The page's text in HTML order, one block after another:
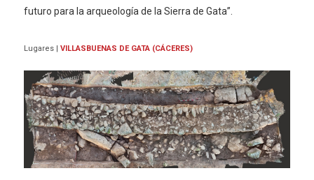
futuro para la arqueología de la Sierra de Gata”.
Lugares VILLASBUENAS DE GATA (CÁCERES)